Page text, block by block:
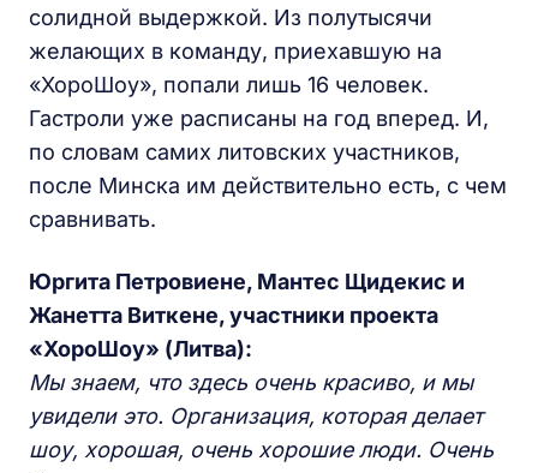
солидной выдержкой. Из полутысячи
желающих в команду, приехавшую на
«ХороШоу», попали лишь 16 человек.
Гастроли уже расписаны на год вперед. И,
по словам самих литовских участников,
после Минска им действительно есть, с чем
сравнивать.
Юргита Петровиене, Мантес Щидекис и
Жанетта Виткене, участники проекта
«ХороШоу» (Литва):
Мы знаем, что здесь очень красиво, и мы
увидели это. Организация, которая делает
шоу, хорошая, очень хорошие люди. Очень